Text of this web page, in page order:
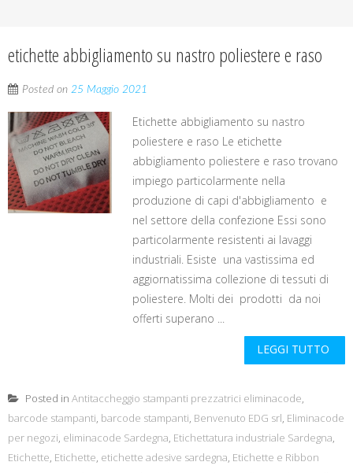
etichette abbigliamento su nastro poliestere e raso
Posted on 25 Maggio 2021
Etichette abbigliamento su nastro
poliestere e raso Le etichette
abbigliamento poliestere e raso trovano
impiego particolarmente nella
produzione di capi d'abbigliamento e
nel settore della confezione Essi sono
particolarmente resistenti ai lavaggi
industriali. Esiste una vastissima ed
aggiornatissima collezione di tessuti di
poliestere. Molti dei prodotti da noi
offerti superano ...
LEGGI TUTTO
Posted in Antitaccheggio stampanti prezzatrici eliminacode,
barcode stampanti, barcode stampanti, Benvenuto EDG srl, Eliminacode
per negozi, eliminacode Sardegna, Etichettatura industriale Sardegna,
Etichette, Etichette, etichette adesive sardegna, Etichette e Ribbon